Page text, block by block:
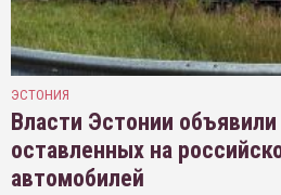
ЭСТОНИЯ
Власти Эстонии
оставленных на
автомобилей